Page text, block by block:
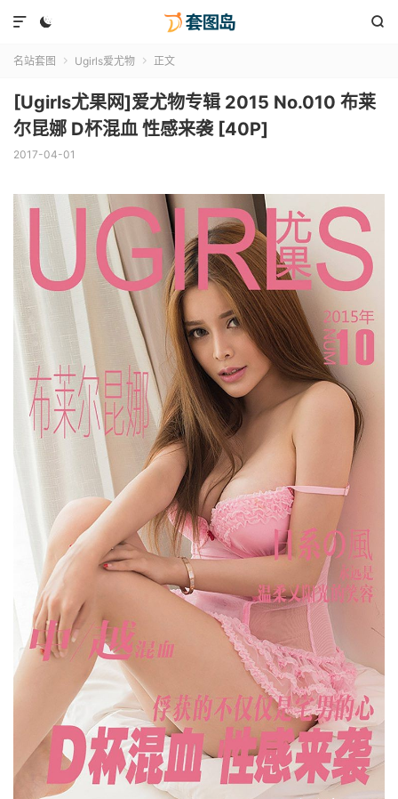
 

名站套图  Ugirls爱尤物  正文
[Ugirls尤果网]爱尤物专辑 2015 No.010 布莱
尔昆娜 D杯混血 性感来袭 [40P]
2017-04-01